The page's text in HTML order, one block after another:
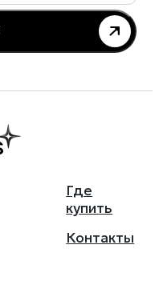
Где
купить
Контакты